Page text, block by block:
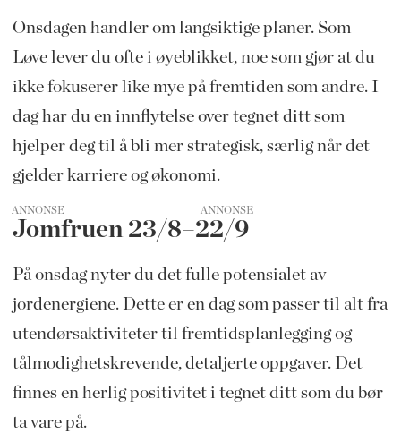
Onsdagen handler om langsiktige planer. Som
Løve lever du ofte i øyeblikket, noe som gjør at du
ikke fokuserer like mye på fremtiden som andre. I
dag har du en innflytelse over tegnet ditt som
hjelper deg til å bli mer strategisk, særlig når det
gjelder karriere og økonomi.
ANNONSE
Jomfruen 23/8–22/9
På onsdag nyter du det fulle potensialet av
jordenergiene. Dette er en dag som passer til alt fra
utendørsaktiviteter til fremtidsplanlegging og
tålmodighetskrevende, detaljerte oppgaver. Det
finnes en herlig positivitet i tegnet ditt som du bør
ta vare på.